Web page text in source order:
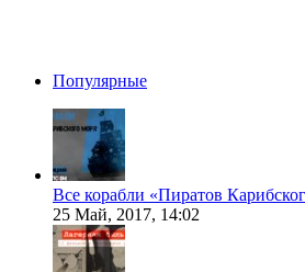
Популярные
Все корабли «Пиратов
25 Май, 2017, 14:02